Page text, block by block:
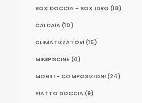
BOX DOCCIA - BOX IDRO (18)
CALDAIA (10)
CLIMATIZZATORI (15)
MINIPISCINE (0)
MOBILI - COMPOSIZIONI (24)
PIATTO DOCCIA (9)